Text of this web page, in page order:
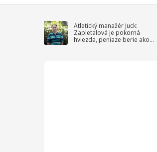
Atletický manažér Juck:
Zapletalová je pokorná
hviezda, peniaze berie ako